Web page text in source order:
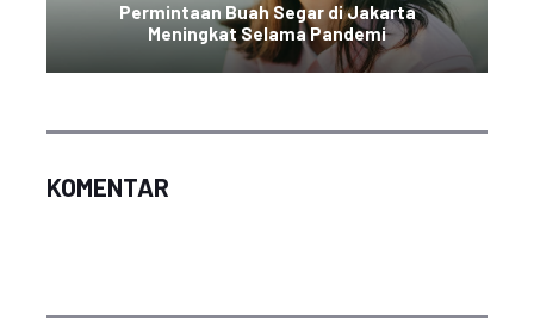
Permintaan Buah Segar di Jakarta
Meningkat Selama Pandemi
KOMENTAR